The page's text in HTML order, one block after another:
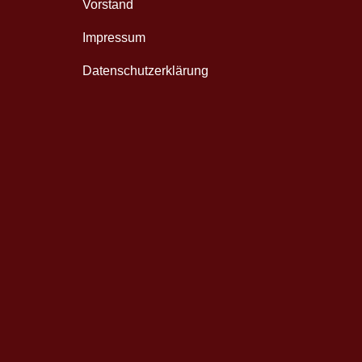
Vorstand
Impressum
Datenschutzerklärung